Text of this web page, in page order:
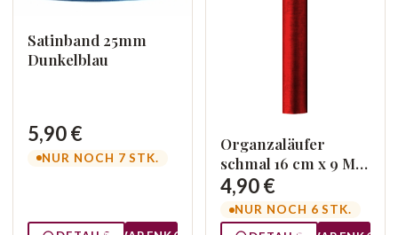
Satinband 25mm
Dunkelblau
5,90 €
NUR NOCH 7 STK.
Organzaläufer
schmal 16 cm x 9 M
Rot 007
4,90 €
NUR NOCH 6 STK.